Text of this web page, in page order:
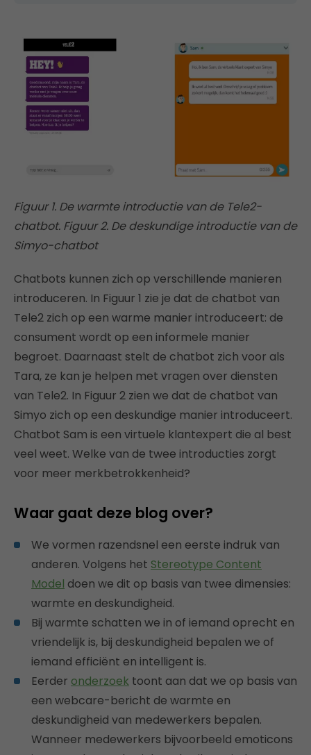
Figuur 1. De warmte introductie van de Tele2-
chatbot. Figuur 2. De deskundige introductie van de
Simyo-chatbot
Chatbots kunnen zich op verschillende manieren
introduceren. In Figuur 1 zie je dat de chatbot van
Tele2 zich op een warme manier introduceert: de
consument wordt op een informele manier
begroet. Daarnaast stelt de chatbot zich voor als
Tara, ze kan je helpen met vragen over diensten
van Tele2. In Figuur 2 zien we dat de chatbot van
Simyo zich op een deskundige manier introduceert.
Chatbot Sam is een virtuele klantexpert die al best
veel weet. Welke van de twee introducties zorgt
voor meer merkbetrokkenheid?
Waar gaat deze blog over?
We vormen razendsnel een eerste indruk van
anderen. Volgens het Stereotype Content
Model doen we dit op basis van twee dimensies:
warmte en deskundigheid.
Bij warmte schatten we in of iemand oprecht en
vriendelijk is, bij deskundigheid bepalen we of
iemand efficiënt en intelligent is.
Eerder onderzoek toont aan dat we op basis van
een webcare-bericht de warmte en
deskundigheid van medewerkers bepalen.
Wanneer medewerkers bijvoorbeeld emoticons